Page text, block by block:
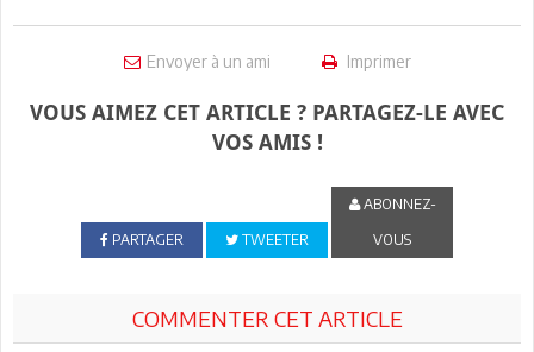
Envoyer à un ami Imprimer
VOUS AIMEZ CET ARTICLE ? PARTAGEZ-LE AVEC
VOS AMIS !
PARTAGER TWEETER
ABONNEZ-
VOUS
COMMENTER CET ARTICLE